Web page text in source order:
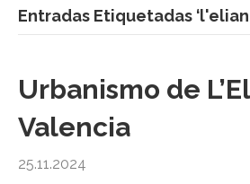
Entradas Etiquetadas
Urbanismo de
Valencia
25.11.2024